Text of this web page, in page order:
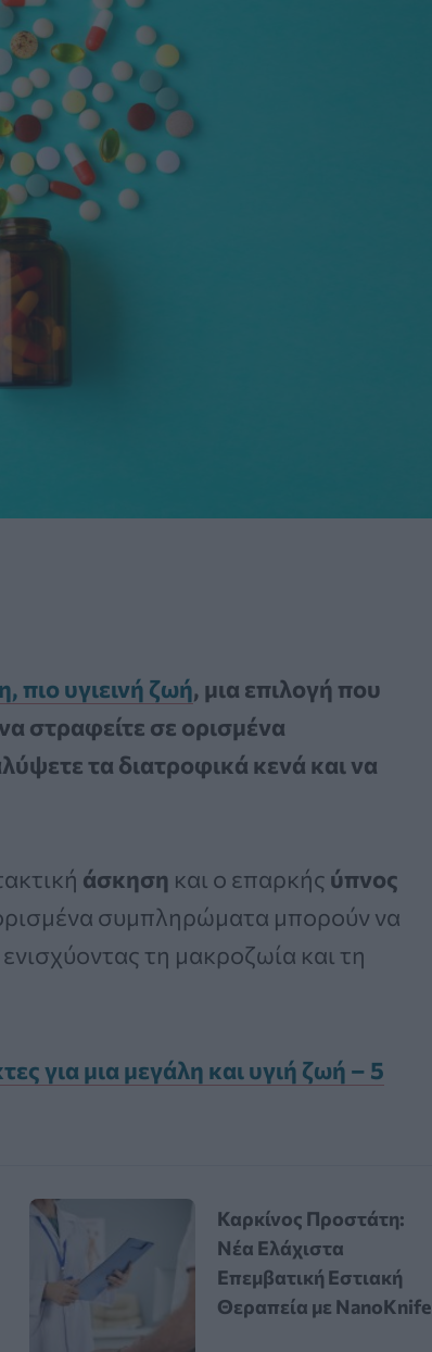
πιο υγιεινή ζωή, μια επιλογή που
στραφείτε σε ορισμένα
τα διατροφικά κενά και να
άσκηση και ο επαρκής ύπνος
συμπληρώματα μπορούν να
τη μακροζωία και τη
για μια μεγάλη και υγιή ζωή – 5
Καρκίνος Προστάτη:
Νέα Ελάχιστα
Επεμβατική Εστιακή
Θεραπεία με NanoKnife